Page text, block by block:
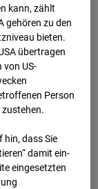
kann, zählt
gehören zu den
bieten.
übertragen
von US-
Person
hin, dass Sie
damit ein­
eingesetzten